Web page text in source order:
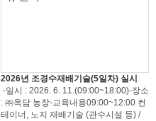
2026년 조경수재배기술(5일차) 실시
-일시 : 2026. 6. 11.(09:00~18:00)-장소
: ㈜옥담 농장-교육내용09:00~12:00 컨
테이너, 노지 재배기술 (관수시설 등) /